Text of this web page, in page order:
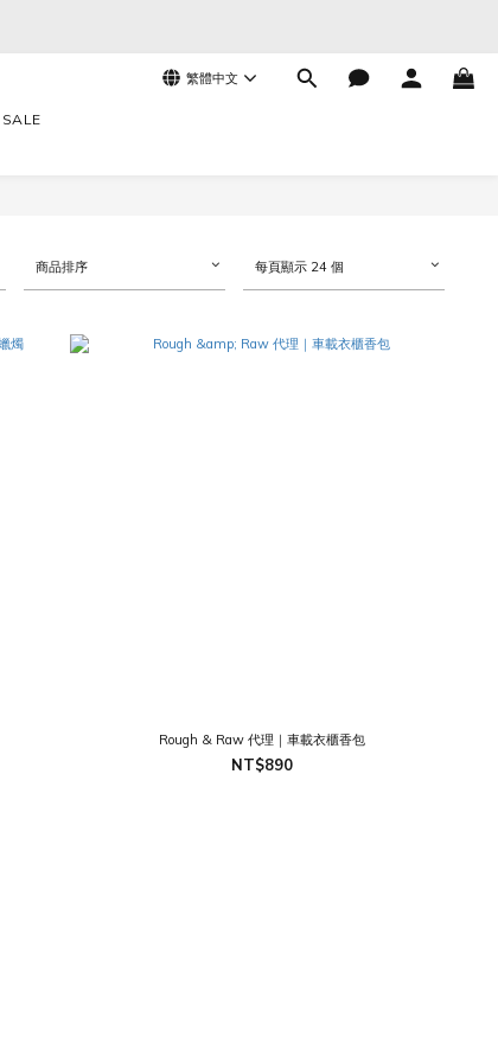
繁體中文
SALE
商品排序 每頁顯示 24 個
Rough & Raw 代理｜車載衣櫃香包
NT$890